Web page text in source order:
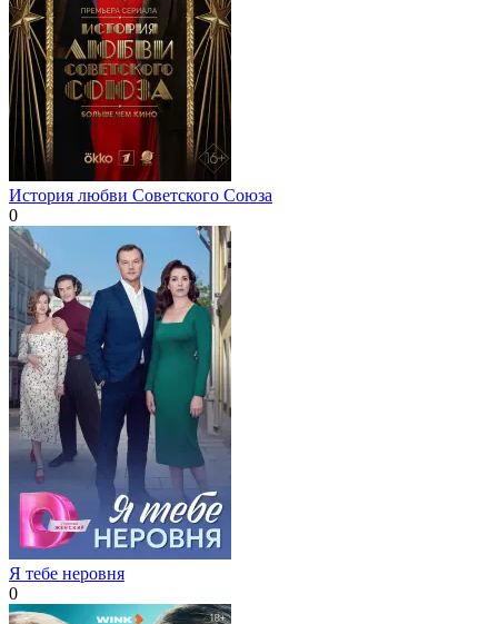
История любви Советского Союза
0
Я тебе неровня
0